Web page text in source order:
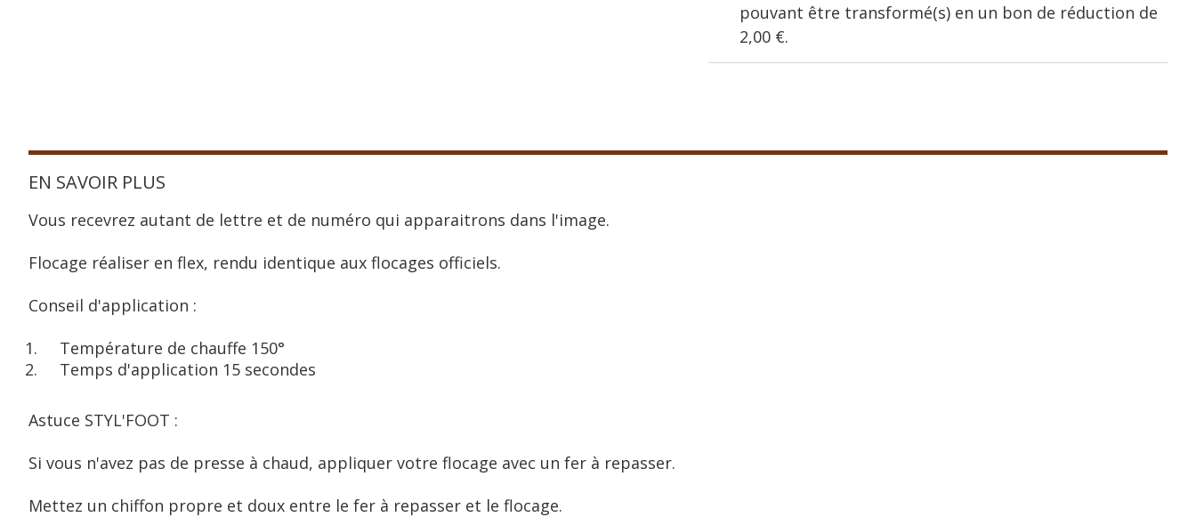
pouvant être transformé(s) en un bon de réduction de
2,00 €.
EN SAVOIR PLUS
Vous recevrez autant de lettre et de numéro qui apparaitrons dans l'image.
Flocage réaliser en flex, rendu identique aux flocages officiels.
Conseil d'application :
Température de chauffe 150°
Temps d'application 15 secondes
Astuce STYL'FOOT :
Si vous n'avez pas de presse à chaud, appliquer votre flocage avec un fer à repasser.
Mettez un chiffon propre et doux entre le fer à repasser et le flocage.